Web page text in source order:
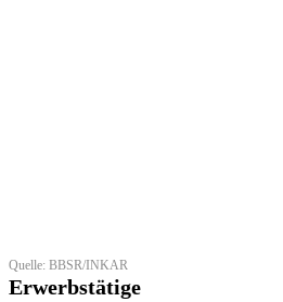
Quelle: BBSR/INKAR
Erwerbstätige